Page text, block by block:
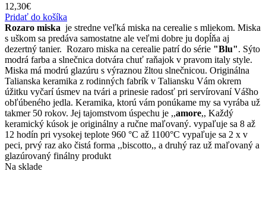
12,30€
Pridať do košíka
Rozaro miska je stredne veľká miska na cerealie s mliekom. Miska
s uškom sa predáva samostatne ale veľmi dobre ju dopĺňa aj
dezertný tanier. Rozaro miska na cerealie patrí do série "Blu". Sýto
modrá farba a slnečnica dotvára chuť raňajok v pravom italy style.
Miska má modrú glazúru s výraznou žltou slnečnicou. Originálna
Talianska keramika z rodinných fabrík v Taliansku Vám okrem
úžitku vyčarí úsmev na tvári a prinesie radosť pri servírovaní Vášho
obľúbeného jedla. Keramika, ktorú vám ponúkame my sa vyrába už
takmer 50 rokov. Jej tajomstvom úspechu je ,,amore,, Každý
keramický kúsok je originálny a ručne maľovaný. vypaľuje sa 8 až
12 hodín pri vysokej teplote 960 °C až 1100°C vypaľuje sa 2 x v
peci, prvý raz ako čistá forma ,,biscotto,, a druhý raz už maľovaný a
glazúrovaný finálny produkt
Na sklade